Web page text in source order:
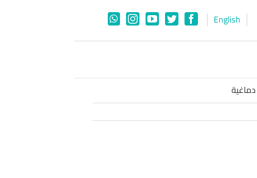
English
Facebook
Twitter
YouTube
Instagram
WhatsApp